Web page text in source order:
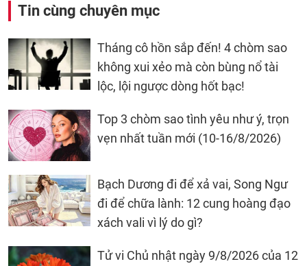
Tin cùng chuyên mục
Tháng cô hồn sắp đến! 4 chòm sao
không xui xẻo mà còn bùng nổ tài
lộc, lội ngược dòng hốt bạc!
Top 3 chòm sao tình yêu như ý, trọn
vẹn nhất tuần mới (10-16/8/2026)
Bạch Dương đi để xả vai, Song Ngư
đi để chữa lành: 12 cung hoàng đạo
xách vali vì lý do gì?
Tử vi Chủ nhật ngày 9/8/2026 của 12